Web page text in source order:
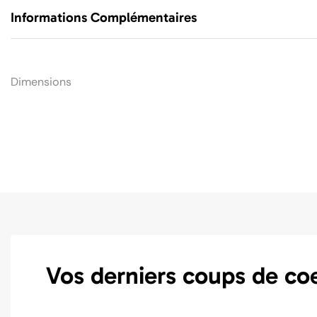
Informations Complémentaires
Dimensions
Vos derniers coups de